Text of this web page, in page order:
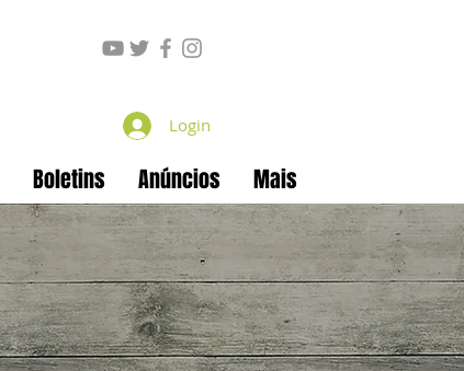
Login
Boletins Anúncios Mais